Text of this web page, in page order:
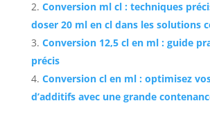
Conversion ml cl : techniques
doser 20 ml en cl dans les solutions
Conversion 12,5 cl en ml : guide
précis
Conversion cl en ml : optimisez
d’additifs avec une grande